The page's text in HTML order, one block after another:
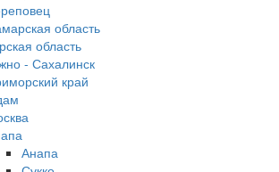
область
область
- Сахалинск
край
Анапа